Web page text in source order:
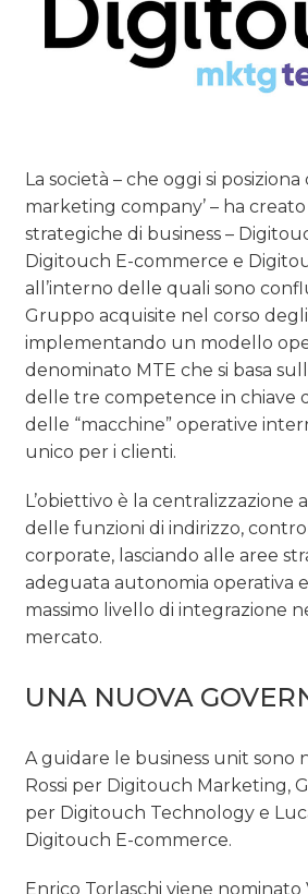
La società – che oggi si posiziona
marketing company’ – ha
strategiche di business –
Digitouch E-commerce e
all’interno delle quali sono
Gruppo acquisite nel corso
implementando un modello
denominato MTE che si basa
delle tre competence in chiave
delle “macchine” operative
unico per i clienti.
L’obiettivo è la centralizzazione
delle funzioni di indirizzo,
corporate, lasciando alle aree
adeguata autonomia operativa e
massimo livello di integrazione
mercato.
UNA NUOVA
A guidare le business unit sono
Rossi per Digitouch Marketing,
per Digitouch Technology e
Digitouch E-commerce.
Enrico Torlaschi viene nominato